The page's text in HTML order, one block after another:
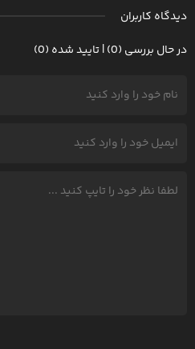
دیدگاه کاربران
در حال بررسی (0) | تایید شده (0)